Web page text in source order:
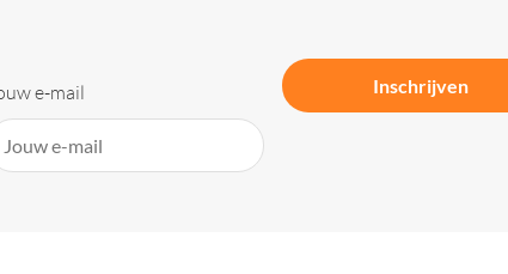
e-mail Inschrijven